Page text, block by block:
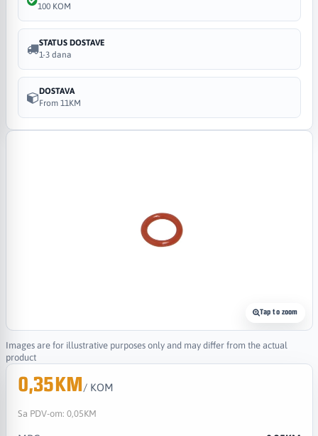
Tap to zoom
Images are for illustrative purposes only and may differ from the actual
product
100 KOM
STATUS DOSTAVE
1-3 dana
DOSTAVA
From 11KM
0,35KM/ KOM
Sa PDV-om: 0,05KM